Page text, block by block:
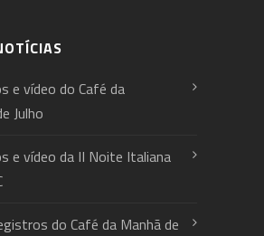
e vídeo do Café da
Julho
e vídeo da II Noite Italiana
do Café da Manhã de